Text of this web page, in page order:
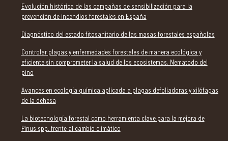
Evolución histórica de las campañas de sensibilización para la
prevención de incendios forestales en España
Diagnóstico del estado fitosanitario de las masas forestales españolas
Controlar plagas y enfermedades forestales de manera ecológica y
eficiente sin comprometer la salud de los ecosistemas. Nematodo del
pino
Avances en ecología química aplicada a plagas defoliadoras y xilófagas
de la dehesa
La biotecnología forestal como herramienta clave para la mejora de
Pinus spp. frente al cambio climático